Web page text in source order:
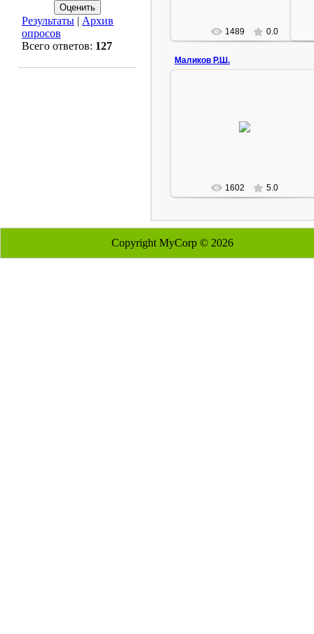
Результаты | Архив
опросов
Всего ответов: 127
1489 0.0
Маликов Р.Ш.
Прошу прощения за
нескромность!
1602 5.0
Copyright MyCorp © 2026